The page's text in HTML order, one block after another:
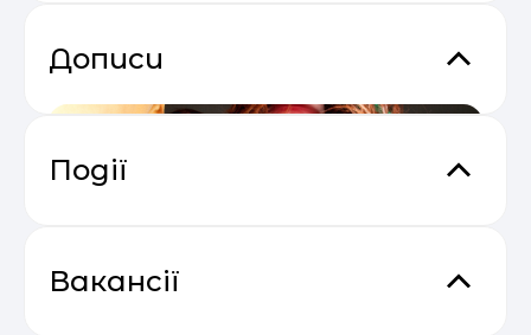
Дописи
Події
— 2026
Вакансії